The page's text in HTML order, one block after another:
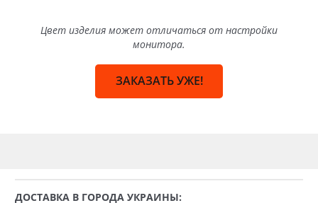
Цвет изделия может отличаться от настройки
монитора.
ЗАКАЗАТЬ УЖЕ!
ДОСТАВКА В ГОРОДА УКРАИНЫ: